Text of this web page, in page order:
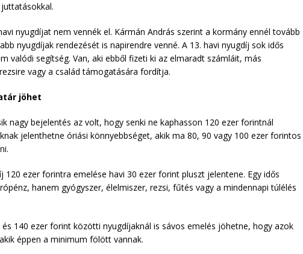
nyugdíjat nem vennék el. Kármán András szerint a kormány ennél tovább
nyugdíjak rendezését is napirendre venné. A 13. havi nyugdíj sok idős
valódi segítség. Van, aki ebből fizeti ki az elmaradt számláit, más
vagy a család támogatására fordítja.
jöhet
nagy bejelentés az volt, hogy senki ne kaphasson 120 ezer forintnál
jelenthetne óriási könnyebbséget, akik ma 80, 90 vagy 100 ezer forintos
120 ezer forintra emelése havi 30 ezer forint pluszt jelentene. Egy idős
hanem gyógyszer, élelmiszer, rezsi, fűtés vagy a mindennapi túlélés
140 ezer forint közötti nyugdíjaknál is sávos emelés jöhetne, hogy azok
éppen a minimum fölött vannak.